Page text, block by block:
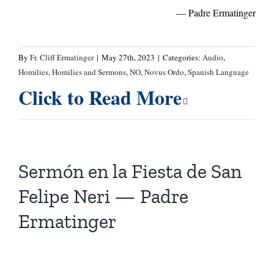
— Padre Ermatinger
By Fr. Cliff Ermatinger | May 27th, 2023 | Categories: Audio,
Homilies,Homilies and Sermons,NO,Novus Ordo,Spanish Language
Click to Read More
Sermón en la Fiesta de San
Felipe Neri — Padre
Ermatinger